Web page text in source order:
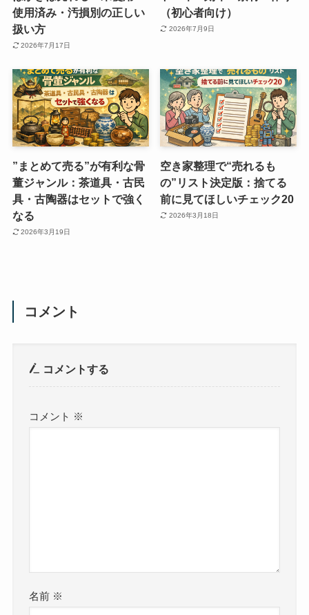
使用済み・汚損別の正しい
扱い方
2026年7月17日
（初心者向け）
2026年7月9日
”まとめて売る”が有利な骨
董ジャンル：茶道具・古民
具・古陶器はセットで強く
なる
2026年3月19日
空き家整理で“売れるも
の”リスト決定版：捨てる
前に見てほしいチェック20
2026年3月18日
コメント
コメントする
コメント ※
名前 ※